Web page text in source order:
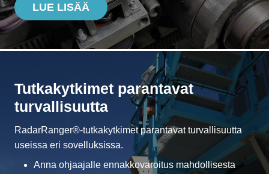
LUE LISÄÄ
Tutkakytkimet parantavat
turvallisuutta
RadarRanger®-tutkakytkimet parantavat turvallisuutta
useissa eri sovelluksissa.
Anna ohjaajalle ennakkovaroitus mahdollisesta